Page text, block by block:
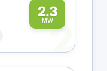
2.3
MW2